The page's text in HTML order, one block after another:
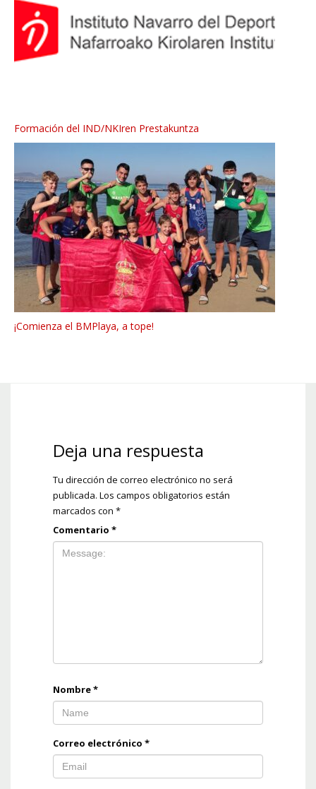
Formación del IND/NKIren Prestakuntza
¡Comienza el BMPlaya, a tope!
Deja una respuesta
Tu dirección de correo electrónico no será
publicada. Los campos obligatorios están
marcados con *
Comentario *
Nombre*
Correo electrónico *